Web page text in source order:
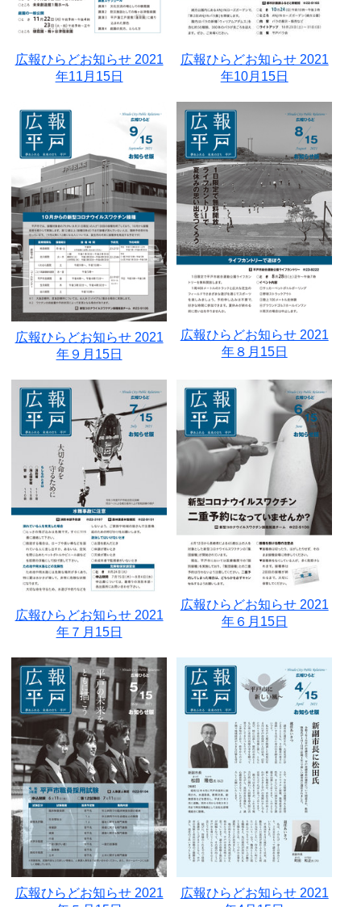
広報ひらどお知らせ 2021
年11月15日
広報ひらどお知らせ 2021
年10月15日
広報ひらどお知らせ 2021
年９月15日
広報ひらどお知らせ 2021
年８月15日
広報ひらどお知らせ 2021
年７月15日
広報ひらどお知らせ 2021
年６月15日
広報ひらどお知らせ 2021
広報ひらどお知らせ 2021